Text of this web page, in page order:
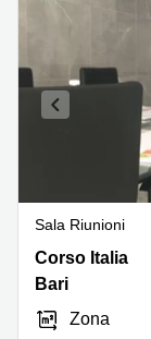
Sala Riunioni
Corso
Italia
Bari
Corso Italia
Bari
Zona